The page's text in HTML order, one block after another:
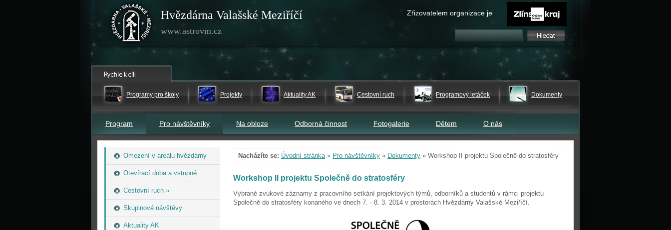
Hvězdárna Valašské Meziříčí
www.astrovm.cz
Zřizovatelem organizace je
Programy pro školy Projekty Aktuality AK Cestovní ruch Programový letáček Dokumenty
Program Pro návštěvníky Na obloze Odborná činnost Fotogalerie Dětem O nás
Omezení v areálu hvězdárny
Otevírací doba a vstupné
Cestovní ruch »
Skupinové návštěvy
Aktuality AK
Nacházíte se: Úvodní stránka» Pro návštěvníky » Dokumenty » Workshop II projektu Společně do stratosféry
Workshop II projektu Společně do stratosféry
Vybrané zvukové záznamy z pracovního setkání projektových týmů, odborníků a studentů v rámci projektu
Společně do stratosféry konaného ve dnech 7. - 8. 3. 2014 v prostorách Hvězdárny Valašské Meziříčí.